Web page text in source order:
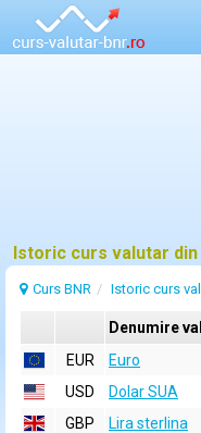
Istoric curs valutar
Curs BNR Istoric curs
Denumire
EUR
Euro
USD
Dolar SUA
GBP
Lira sterlina